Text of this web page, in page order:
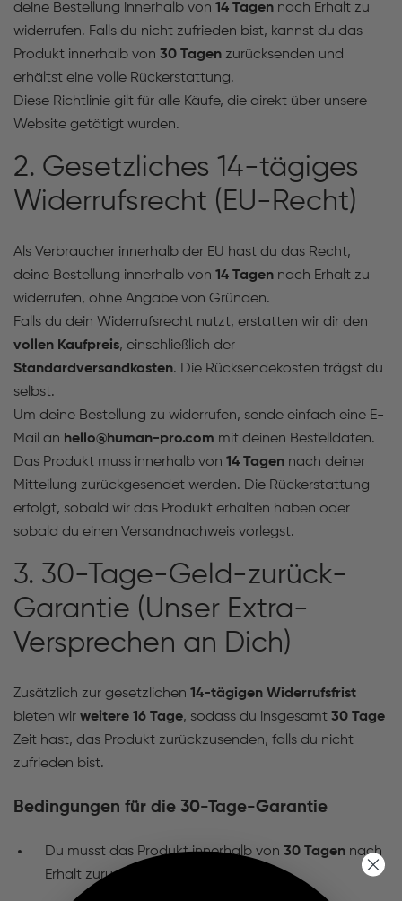
deine Bestellung innerhalb von 14 Tagen nach Erhalt zu
widerrufen. Falls du nicht zufrieden bist, kannst du das
Produkt innerhalb von 30 Tagen zurücksenden und
erhältst eine volle Rückerstattung.
Diese Richtlinie gilt für alle Käufe, die direkt über unsere
Website getätigt wurden.
2. Gesetzliches 14-tägiges
Widerrufsrecht (EU-Recht)
Als Verbraucher innerhalb der EU hast du das Recht,
deine Bestellung innerhalb von 14 Tagen nach Erhalt zu
widerrufen, ohne Angabe von Gründen.
Falls du dein Widerrufsrecht nutzt, erstatten wir dir den
vollen Kaufpreis, einschließlich der
Standardversandkosten. Die Rücksendekosten trägst du
selbst.
Um deine Bestellung zu widerrufen, sende einfach eine E-
Mail an hello@human-pro.com mit deinen Bestelldaten.
Das Produkt muss innerhalb von 14 Tagen nach deiner
Mitteilung zurückgesendet werden. Die Rückerstattung
erfolgt, sobald wir das Produkt erhalten haben oder
sobald du einen Versandnachweis vorlegst.
3. 30-Tage-Geld-zurück-
Garantie (Unser Extra-
Versprechen an Dich)
Zusätzlich zur gesetzlichen 14-tägigen Widerrufsfrist
bieten wir weitere 16 Tage, sodass du insgesamt 30 Tage
Zeit hast, das Produkt zurückzusenden, falls du nicht
zufrieden bist.
Bedingungen für die 30-Tage-Garantie
Du musst das Produkt innerhalb von 30 Tagen nach
Erhalt zurücksenden.